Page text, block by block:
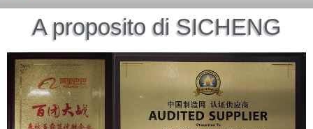
A proposito di SICHENG